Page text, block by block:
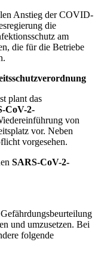
Anstieg der COVID-
die
am
die für die Betriebe
plant das
CoV-2-
von
vor. Neben
vorgesehen.
SARS-CoV-2-
und umzusetzen. Bei
folgende